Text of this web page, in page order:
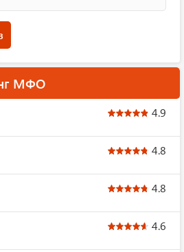
МФО
4.9
4.8
4.8
4.6